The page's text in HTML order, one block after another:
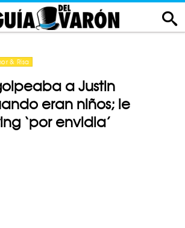
& Risa
a Justin
eran niños; le
‘por envidia’